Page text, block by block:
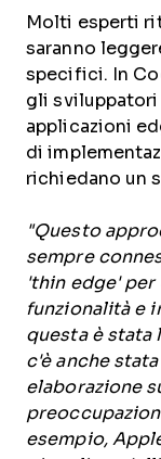
Molti esperti
saranno
specifici. In
gli
applicazioni
di
richiedano un
"Questo
sempre
'thin edge'
funzionalità e
questa è stata
c'è anche
elaborazione
esempio,